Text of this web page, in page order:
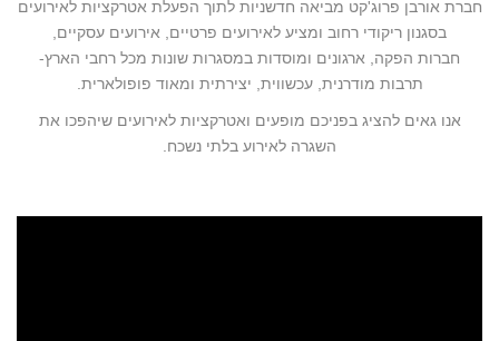
חברת אורבן פרוג'קט מביאה חדשניות לתוך הפעלת אטרקציות לאירועים
בסגנון ריקודי רחוב ומציע לאירועים פרטיים, אירועים עסקיים,
חברות הפקה, ארגונים ומוסדות במסגרות שונות מכל רחבי הארץ-
תרבות מודרנית, עכשווית, יצירתית ומאוד פופולארית.
אנו גאים להציג בפניכם מופעים ואטרקציות לאירועים שיהפכו את
השגרה לאירוע בלתי נשכח.